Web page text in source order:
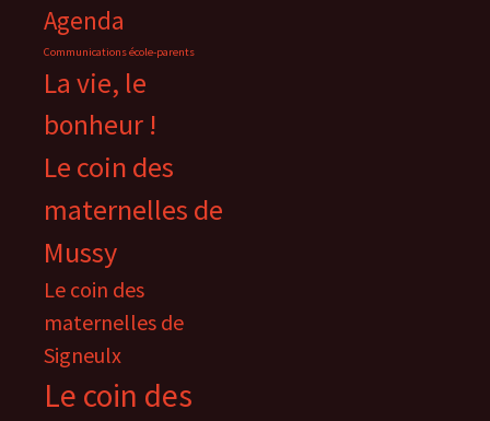
Agenda
Communications école-parents
La vie, le
bonheur !
Le coin des
maternelles de
Mussy
Le coin des
maternelles de
Signeulx
Le coin des